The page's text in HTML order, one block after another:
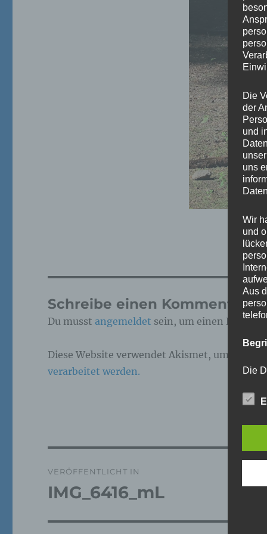
Schreibe einen Kommentar
Du musst angemeldet sein, um einen
Diese Website verwendet Akismet, um Spam
verarbeitet werden.
VERÖFFENTLICHT IN
IMG_6416_mL
Die
der
und
uns
Wir
und
Aus
Die
dies
Wir